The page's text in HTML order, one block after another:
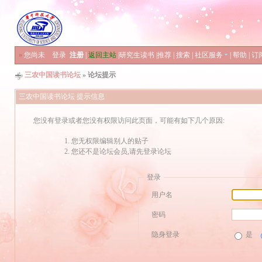
» 您尚未 登录 注册 返回主站 研究生读书 推荐 搜索 社区服务 帮助 订
三农中国读书论坛 » 论坛提示
三农中国读书论坛 提示信息
您没有登录或者您没有权限访问此页面，可能有如下几个原因:
您无权限编辑别人的贴子
您还不是论坛会员,请先登录论坛
登录
用户名
密码
隐身登录 是